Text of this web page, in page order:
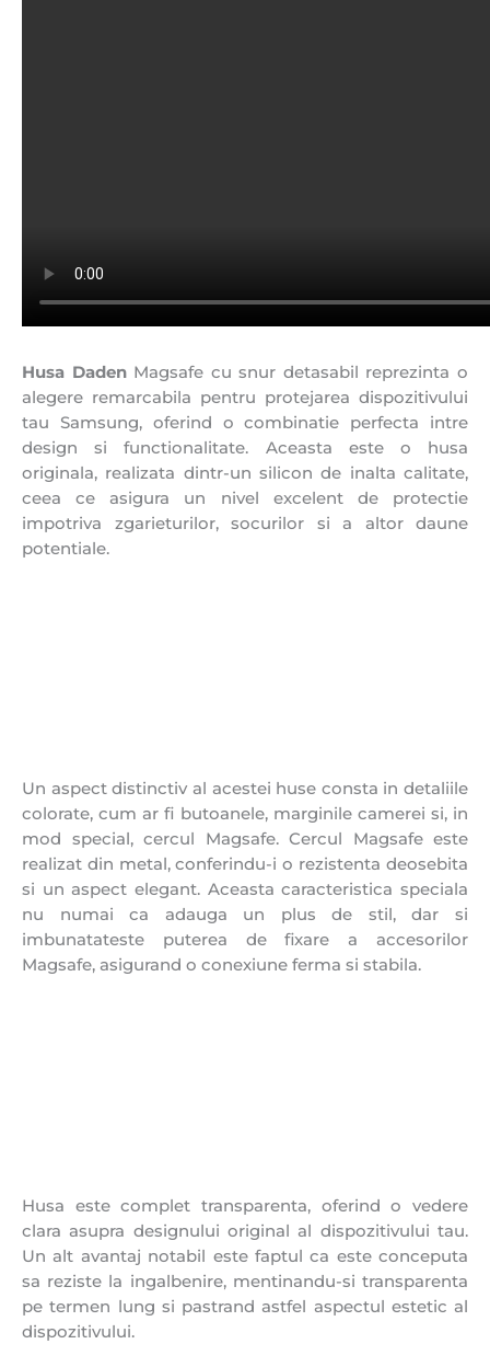
Husa DadenMagsafe cu snur detasabil reprezinta o
alegere remarcabila pentru protejarea dispozitivului
tau Samsung, oferind o combinatie perfecta intre
design si functionalitate. Aceasta este o husa
originala, realizata dintr-un silicon de inalta calitate,
ceea ce asigura un nivel excelent de protectie
impotriva zgarieturilor, socurilor si a altor daune
potentiale.
Un aspect distinctiv al acestei huse consta in detaliile
colorate, cum ar fi butoanele, marginile camerei si, in
mod special, cercul Magsafe. Cercul Magsafe este
realizat din metal, conferindu-i o rezistenta deosebita
si un aspect elegant. Aceasta caracteristica speciala
nu numai ca adauga un plus de stil, dar si
imbunatateste puterea de fixare a accesorilor
Magsafe, asigurand o conexiune ferma si stabila.
Husa este complet transparenta, oferind o vedere
clara asupra designului original al dispozitivului tau.
Un alt avantaj notabil este faptul ca este conceputa
sa reziste la ingalbenire, mentinandu-si transparenta
pe termen lung si pastrand astfel aspectul estetic al
dispozitivului.